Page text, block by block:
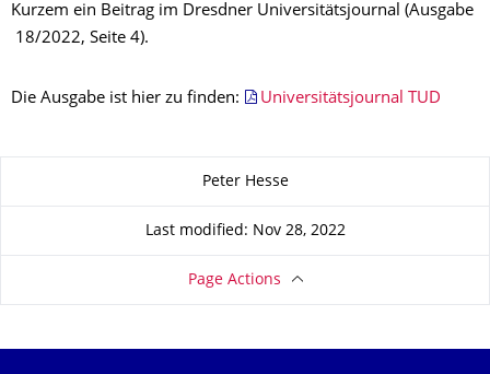
Kurzem ein Beitrag im Dresdner Universitätsjournal (Ausgabe
18/2022, Seite 4).
Die Ausgabe ist hier zu finden: Universitätsjournal TUD
Peter Hesse
Last modified: Nov 28, 2022
Page Actions